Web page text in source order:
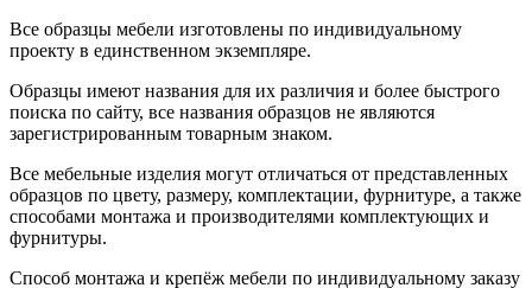
Все образцы мебели изготовлены по индивидуальному
проекту в единственном экземпляре.
Образцы имеют названия для их различия и более быстрого
поиска по сайту, все названия образцов не являются
зарегистрированным товарным знаком.
Все мебельные изделия могут отличаться от представленных
образцов по цвету, размеру, комплектации, фурнитуре, а также
способами монтажа и производителями комплектующих и
фурнитуры.
Способ монтажа и крепёж мебели по индивидуальному заказу